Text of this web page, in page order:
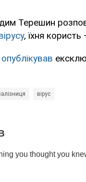
Терешин
, їхня користь
опублікував
вірус